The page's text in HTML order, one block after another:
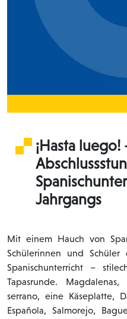
¡Hasta luego!
Jahrgangs
Mit einem Hauch von
Schülerinnen und
Spanischunterricht –
Tapasrunde.
serrano, eine Käseplatte,
Española, Salmorejo,